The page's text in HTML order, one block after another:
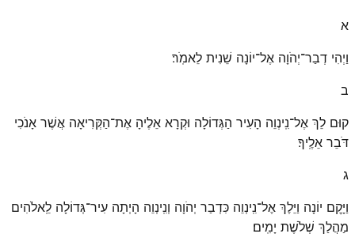
א
וַיְהִי דְבַר־יְהֹוָה אֶל־יוֹנָה שֵׁנִית לֵאמֹֽר׃
ב
קוּם לֵךְ אֶל־נִֽינְוֵה הָעִיר הַגְּדוֹלָה וּקְרָא אֵלֶיהָ אֶת־הַקְּרִיאָה אֲשֶׁר אָנֹכִי
דֹּבֵר אֵלֶֽיךָ׃
ג
וַיָּקׇם יוֹנָה וַיֵּלֶךְ אֶל־נִֽינְוֵה כִּדְבַר יְהֹוָה וְנִֽינְוֵה הָיְתָה עִיר־גְּדוֹלָה לֵֽאלֹהִים
מַהֲלַךְ שְׁלֹשֶׁת יָמִֽים׃